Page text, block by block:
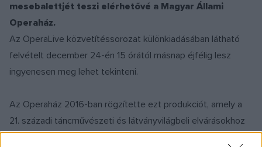
mesebalettjét teszi elérhetővé a Magyar Állami
Operaház.
Az OperaLive közvetítéssorozat különkiadásában látható
felvételt december 24-én 15 órától másnap éjfélig lesz
ingyenesen meg lehet tekinteni.
Az Operaház 2016-ban rögzítette ezt produkciót, amely a
21. századi táncművészeti és látványvilágbeli elvárásokhoz